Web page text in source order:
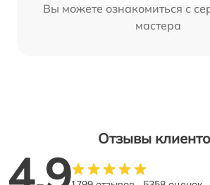
Вы можете ознакомиться с
мастера
Отзывы